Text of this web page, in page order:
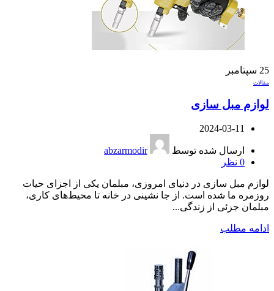
25 سپتامبر
مقالات
لوازم مبل سازی
2024-03-11
ارسال شده توسط
abzarmodir
0 نظر
لوازم مبل سازی در دنیای امروزی، مبلمان یکی از اجزای حیات
روزمره ما شده است. از جا نشینی در خانه تا محیط‌های کاری،
مبلمان جزئی از زندگی...
ادامه مطلب